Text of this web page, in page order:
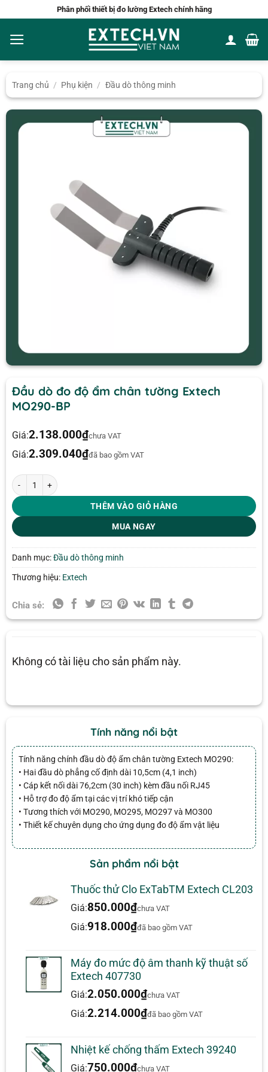
nội
dung
Phân phối thiết bị đo lường Extech chính hãng
Trang chủ / Phụ kiện / Đầu dò thông minh
Đầu dò đo độ ẩm chân tường Extech
MO290-BP
Giá:2.138.000₫chưa VAT
Giá:2.309.040₫đã bao gồm VAT
Đầu dò đo độ ẩm chân tường Extech MO290-BP số lượng
THÊM VÀO GIỎ HÀNG
MUA NGAY
Danh mục:Đầu dò thông minh
Thương hiệu: Extech
Chia sẻ:
Không có tài liệu cho sản phẩm này.
Tính năng nổi bật
Tính năng chính đầu dò độ ẩm chân tường Extech MO290:
• Hai đầu dò phẳng cố định dài 10,5cm (4,1 inch)
• Cáp kết nối dài 76,2cm (30 inch) kèm đầu nối RJ45
• Hỗ trợ đo độ ẩm tại các vị trí khó tiếp cận
• Tương thích với MO290, MO295, MO297 và MO300
• Thiết kế chuyên dụng cho ứng dụng đo độ ẩm vật liệu
Sản phẩm nổi bật
Thuốc thử Clo ExTabTM Extech CL203
Giá:850.000₫chưa VAT
Giá:918.000₫đã bao gồm VAT
Máy đo mức độ âm thanh kỹ thuật số
Extech 407730
Giá:2.050.000₫chưa VAT
Giá:2.214.000₫đã bao gồm VAT
Nhiệt kế chống thấm Extech 39240
Giá:750.000₫chưa VAT